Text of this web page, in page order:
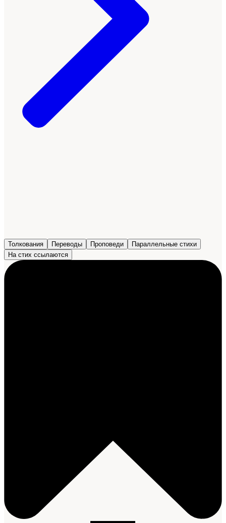
Толкования Переводы Проповеди
Параллельные стихи
На стих ссылаются